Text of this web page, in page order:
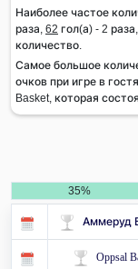
Наиболее частое
раза, 62 гол(а) - 2 раза,
количество.
Самое большое
очков при игре в
Basket, которая
35%
Аммеруд
Oppsal